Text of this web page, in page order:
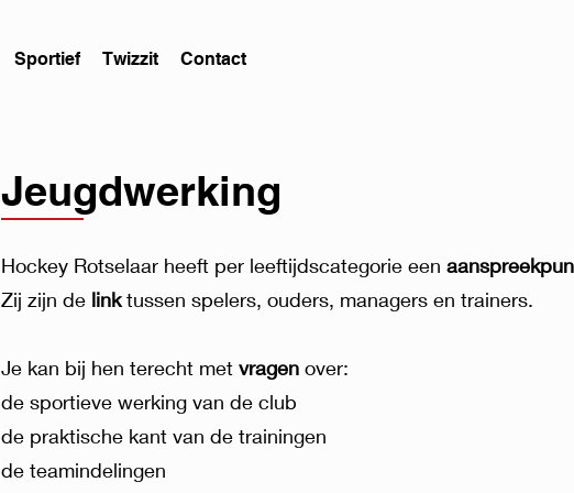
Sportief Twizzit Contact
Jeugdwerking
Hockey Rotselaar heeft per leeftijdscategorie een
​Zij zijn de linktussen spelers, ouders, managers en trainers.
Je kan bij hen terecht met vragen over:
de sportieve werking van de club
de praktische kant van de trainingen
de teamindelingen